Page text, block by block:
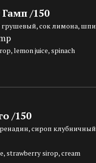
/150
грушевый, сок лимона,
lemon juice, spinach
/150
сироп
strawberry sirop, cream